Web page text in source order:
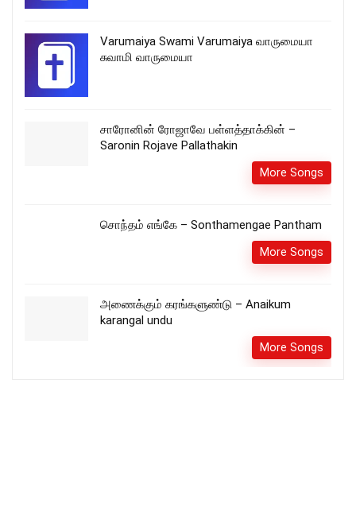
Varumaiya Swami Varumaiya வாருமையா
சுவாமி வாருமையா
சாரோனின் ரோஜாவே பள்ளத்தாக்கின் –
Saronin Rojave Pallathakin
More Songs
சொந்தம் எங்கே – Sonthamengae Pantham
More Songs
அணைக்கும் கரங்களுண்டு – Anaikum
karangal undu
More Songs